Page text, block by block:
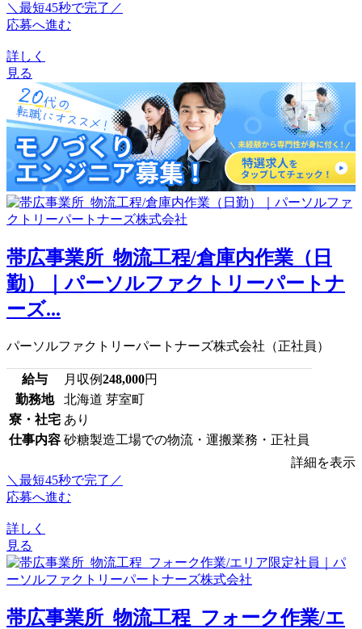
＼最短45秒で完了／
応募へ進む
詳しく
見る
帯広事業所_物流工程/倉庫内作業（日
勤）｜パーソルファクトリーパートナ
ーズ...
パーソルファクトリーパートナーズ株式会社（正社員）
給与 月収例248,000円
勤務地
北海道 芽室町
寮・社宅 あり
仕事内容 砂糖製造工場での物流・運搬業務・正社員
詳細を表示
＼最短45秒で完了／
応募へ進む
詳しく
見る
帯広事業所_物流工程_フォーク作業/エ